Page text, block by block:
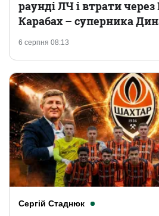
6 серпня 08:13
раунді ЛЧ і втрати через
Карабах – суперника
Сергій Стаднюк